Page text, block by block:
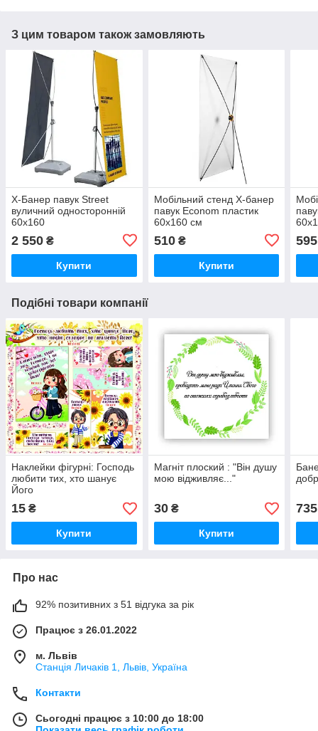
З цим товаром також замовляють
X-Банер павук Street
вуличний односторонній
60х160
2 550 ₴
Купити
Мобільний стенд X-банер
павук Econom пластик
60x160 см
510₴
Купити
595
Подібні товари компанії
Наклейки фігурні: Господь
любити тих, хто шанує
Його
15 ₴
Купити
Магніт плоский : "Він душу
мою відживляє..."
30₴
Купити
735
Про нас
92% позитивних з 51 відгука за рік
Працює з 26.01.2022
м. Львів
Станція Личаків 1, Львів, Україна
Контакти
Сьогодні працює з 10:00 до 18:00